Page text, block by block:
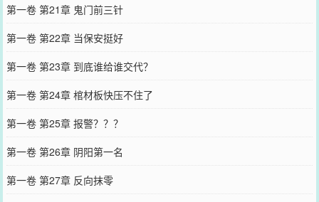
第一卷 第21章 鬼门前三针
第一卷 第22章 当保安挺好
第一卷 第23章 到底谁给谁交代？
第一卷 第24章 棺材板快压不住了
第一卷 第25章 报警？？？
第一卷 第26章 阴阳第一名
第一卷 第27章 反向抹零